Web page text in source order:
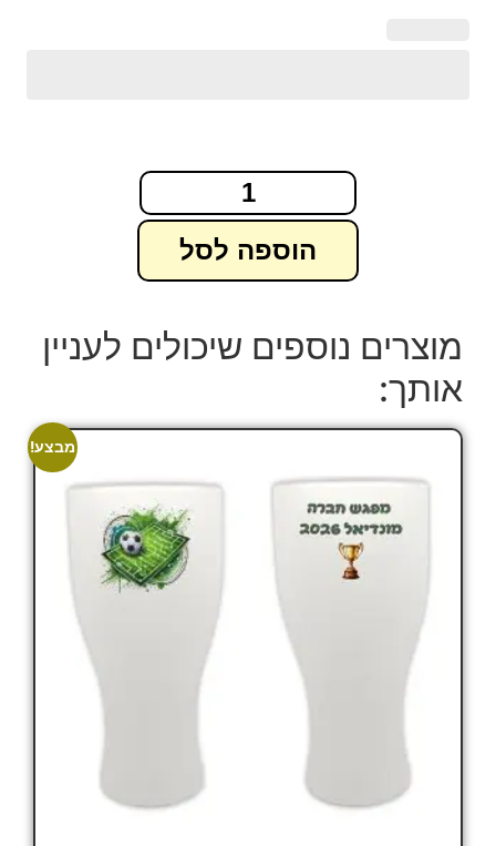
הוספה לסל
מוצרים נוספים שיכולים לעניין
אותך:
מבצע!